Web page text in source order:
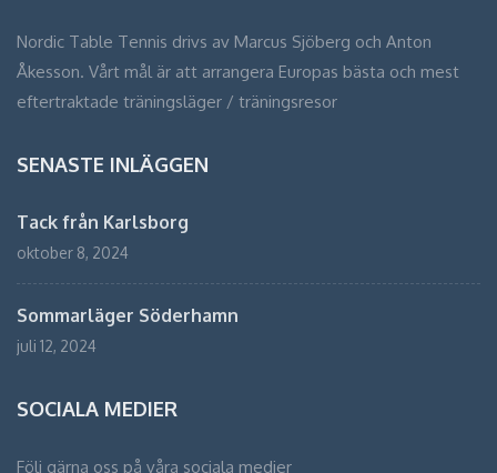
Nordic Table Tennis drivs av Marcus Sjöberg och Anton
Åkesson. Vårt mål är att arrangera Europas bästa och mest
eftertraktade träningsläger / träningsresor
SENASTE INLÄGGEN
Tack från Karlsborg
oktober 8, 2024
Sommarläger Söderhamn
juli 12, 2024
SOCIALA MEDIER
Följ gärna oss på våra sociala medier